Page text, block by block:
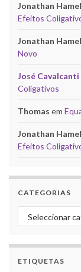
Jonathan
Efeitos
Jonathan
Novo
José Cavalcanti
Coligativos
Thomas em
Jonathan
Efeitos
CATEGORIAS
Categorias
ETIQUETAS